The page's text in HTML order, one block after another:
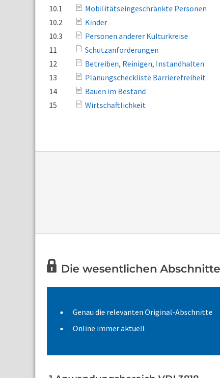
10.1
Mobilitätseingeschränkte Personen
10.2
Kinder
10.3
Personen anderer Kulturkreise
11
Schutzanforderungen
12
Betreiben, Reinigen, Instandhalten
13
Planungscheckliste Barrierefreiheit
14
Bauen im Bestand
15
Wirtschaftlichkeit
Die wesentlichen
Genau die relevanten Original-Abschnitte
Online immer aktuell